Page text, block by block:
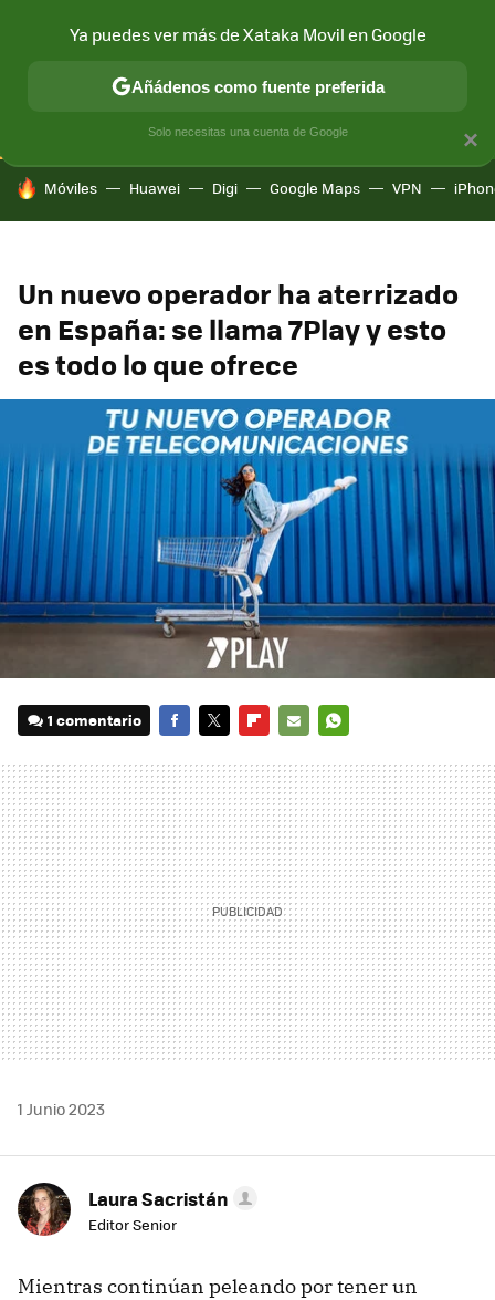
CONECTIVIDAD MÓVIL Y SOCIEDAD APLICACIONES
HOY SE HABLA DE
Móviles Huawei Digi Google Maps VPN
Un nuevo operador ha aterrizado
en España: se llama 7Play y esto
es todo lo que ofrece
1 comentario
MAIL
1 Junio 2023
Laura Sacristán
Editor Senior
Mientras continúan peleando por tener un
×
Ya puedes ver más de Xataka Movil en Google
Añádenos como fuente preferida
Solo necesitas una cuenta de Google